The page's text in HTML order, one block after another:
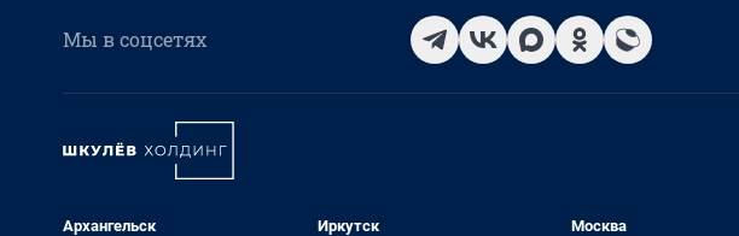
Мы в соцсетях
Архангельск
Иркутск
Москва